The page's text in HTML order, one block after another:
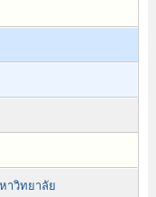
าวิทยาลัย